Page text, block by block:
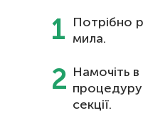
Потрібно
мила.
Намочіть
процедуру
секції.